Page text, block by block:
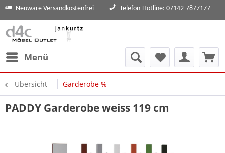
Neuware Versandkostenfrei Telefon-Hotline: 07142-7877177
Menü
Übersicht Garderobe %
PADDY Garderobe weiss 119 cm